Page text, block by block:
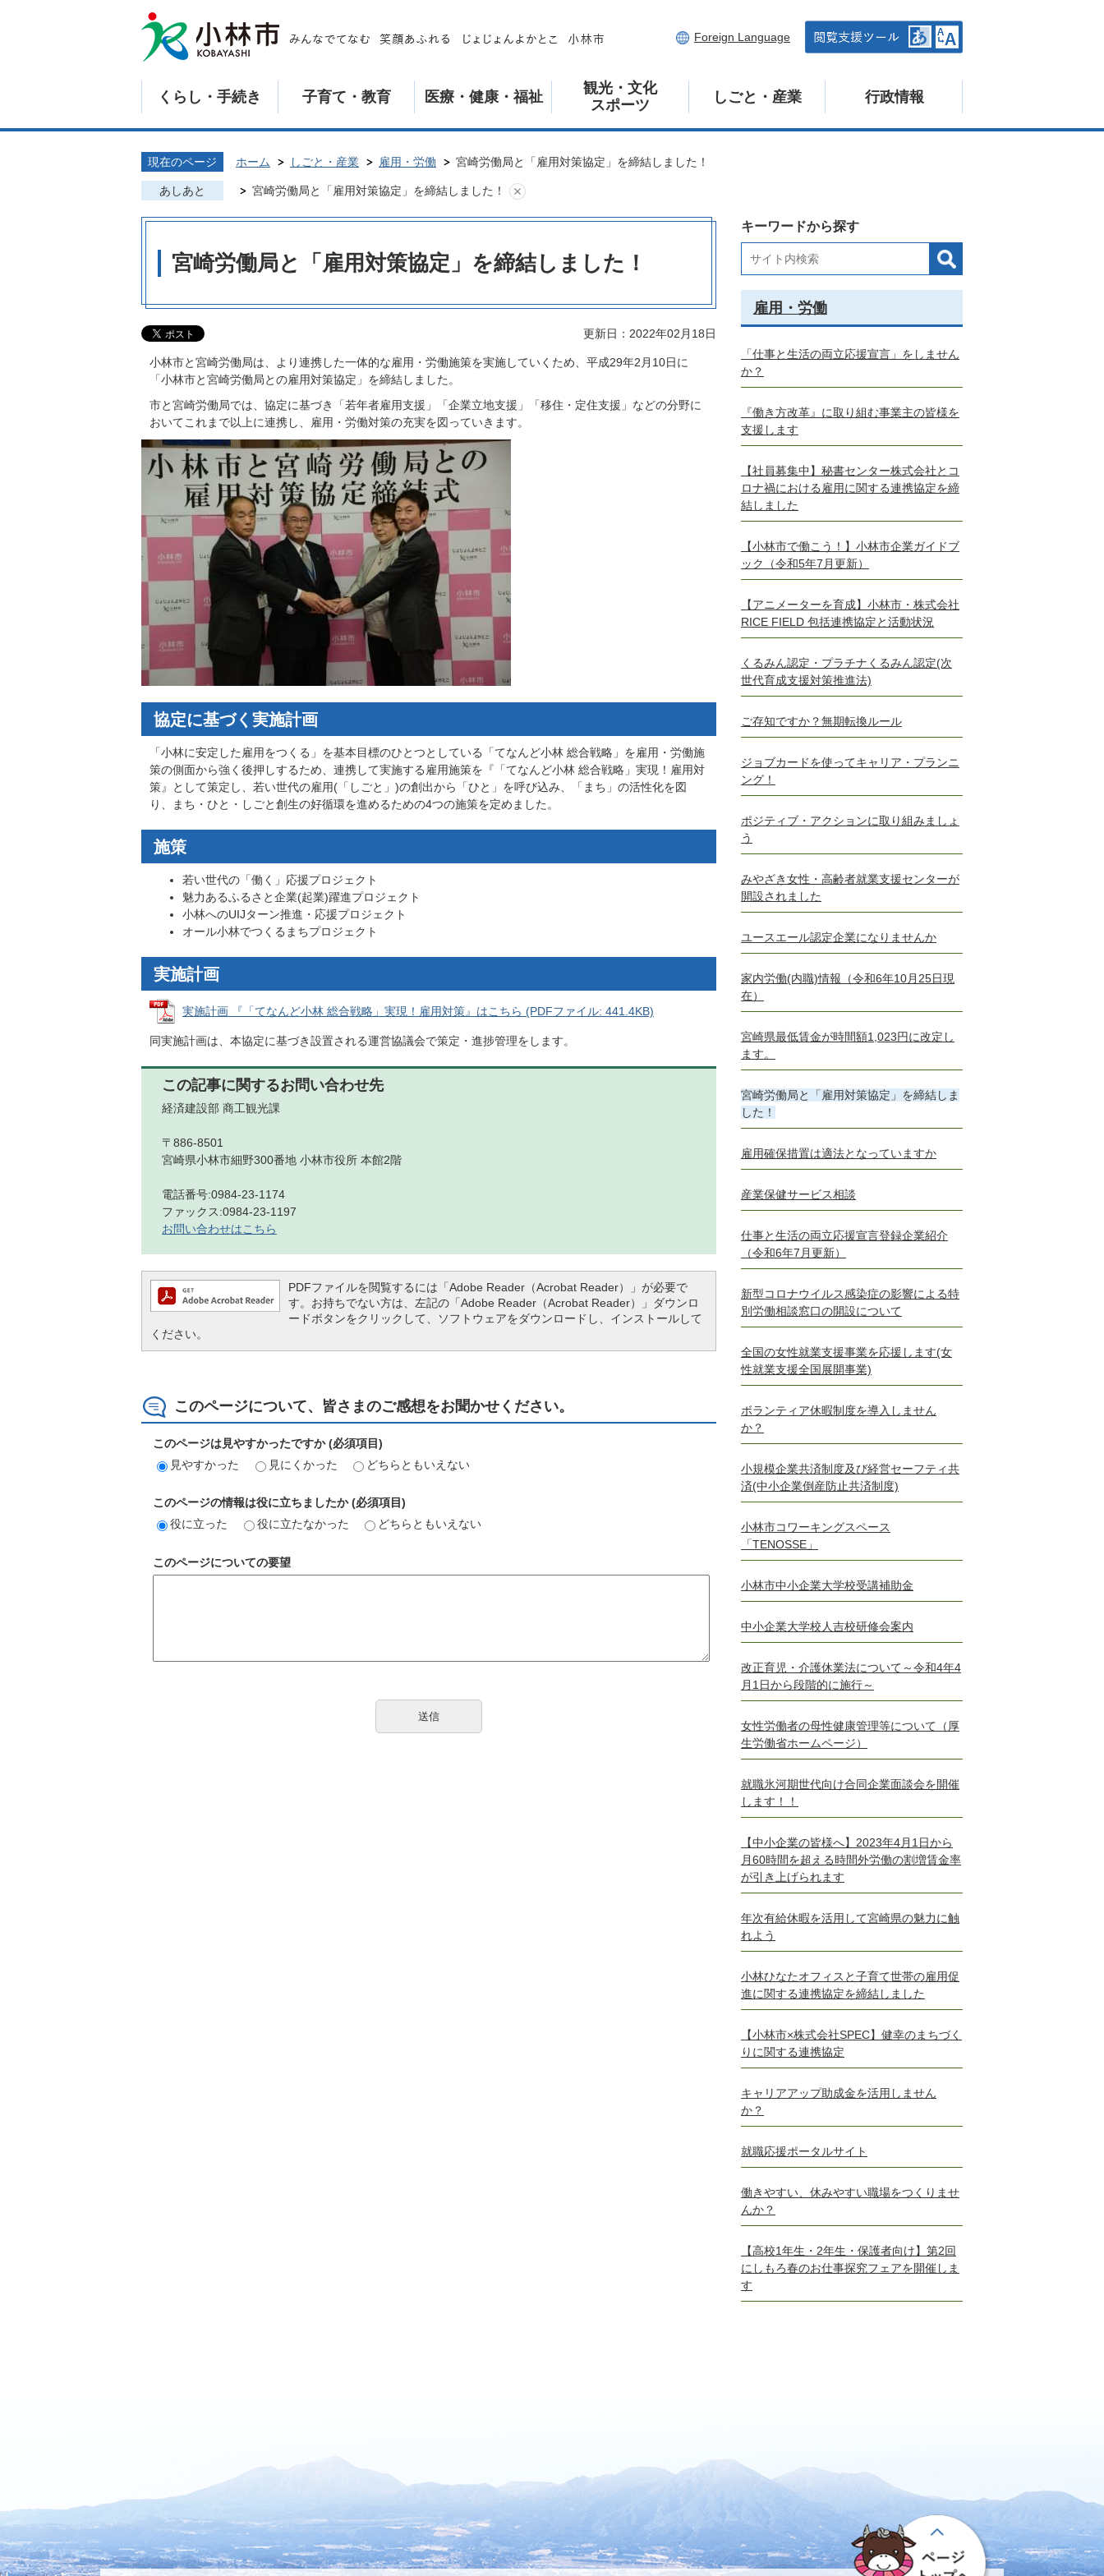
Foreign Language
くらし・手続き 子育て・教育 医療・健康・福祉
観光・文化
スポーツ
しごと・産業 行政情報
現在のページ ホーム しごと・産業 雇用・労働 宮崎労働局と「雇用対策協定」を締結しました！
あしあと 宮崎労働局と「雇用対策協定」を締結しました！
宮崎労働局と「雇用対策協定」を締結しました！
更新日：2022年02月18日
小林市と宮崎労働局は、より連携した一体的な雇用・労働施策を実施していくため、平成29年2月10日に
「小林市と宮崎労働局との雇用対策協定」を締結しました。
市と宮崎労働局では、協定に基づき「若年者雇用支援」「企業立地支援」「移住・定住支援」などの分野に
おいてこれまで以上に連携し、雇用・労働対策の充実を図っていきます。
協定に基づく実施計画
「小林に安定した雇用をつくる」を基本目標のひとつとしている「てなんど小林 総合戦略」を雇用・労働施
策の側面から強く後押しするため、連携して実施する雇用施策を『「てなんど小林 総合戦略」実現！雇用対
策』として策定し、若い世代の雇用(「しごと」)の創出から「ひと」を呼び込み、「まち」の活性化を図
り、まち・ひと・しごと創生の好循環を進めるための4つの施策を定めました。
施策
若い世代の「働く」応援プロジェクト
魅力あるふるさと企業(起業)躍進プロジェクト
小林へのUIJターン推進・応援プロジェクト
オール小林でつくるまちプロジェクト
実施計画
実施計画 『「てなんど小林 総合戦略」実現！雇用対策』はこちら (PDFファイル: 441.4KB)
同実施計画は、本協定に基づき設置される運営協議会で策定・進捗管理をします。
この記事に関するお問い合わせ先
経済建設部 商工観光課
〒886-8501
宮崎県小林市細野300番地 小林市役所 本館2階
電話番号:0984-23-1174
ファックス:0984-23-1197
お問い合わせはこちら
PDFファイルを閲覧するには「Adobe Reader（Acrobat Reader）」が必要で
す。お持ちでない方は、左記の「Adobe Reader（Acrobat Reader）」ダウンロ
ードボタンをクリックして、ソフトウェアをダウンロードし、インストールして
ください。
このページについて、皆さまのご感想をお聞かせください。
このページは見やすかったですか (必須項目)
見やすかった
見にくかった どちらともいえない
このページの情報は役に立ちましたか (必須項目)
役に立った
役に立たなかった どちらともいえない
このページについての要望
キーワードから探す
雇用・労働
「仕事と生活の両立応援宣言」をしません
か？
『働き方改革』に取り組む事業主の皆様を
支援します
【社員募集中】秘書センター株式会社とコ
ロナ禍における雇用に関する連携協定を締
結しました
【小林市で働こう！】小林市企業ガイドブ
ック（令和5年7月更新）
【アニメーターを育成】小林市・株式会社
RICE FIELD 包括連携協定と活動状況
くるみん認定・プラチナくるみん認定(次
世代育成支援対策推進法)
ご存知ですか？無期転換ルール
ジョブカードを使ってキャリア・プランニ
ング！
ポジティブ・アクションに取り組みましょ
う
みやざき女性・高齢者就業支援センターが
開設されました
ユースエール認定企業になりませんか
家内労働(内職)情報（令和6年10月25日現
在）
宮崎県最低賃金が時間額1,023円に改定し
ます。
宮崎労働局と「雇用対策協定」を締結しま
した！
雇用確保措置は適法となっていますか
産業保健サービス相談
仕事と生活の両立応援宣言登録企業紹介
（令和6年7月更新）
新型コロナウイルス感染症の影響による特
別労働相談窓口の開設について
全国の女性就業支援事業を応援します(女
性就業支援全国展開事業)
ボランティア休暇制度を導入しません
か？
小規模企業共済制度及び経営セーフティ共
済(中小企業倒産防止共済制度)
小林市コワーキングスペース
「TENOSSE」
小林市中小企業大学校受講補助金
中小企業大学校人吉校研修会案内
改正育児・介護休業法について～令和4年4
月1日から段階的に施行～
女性労働者の母性健康管理等について（厚
生労働省ホームページ）
就職氷河期世代向け合同企業面談会を開催
します！！
【中小企業の皆様へ】2023年4月1日から
月60時間を超える時間外労働の割増賃金率
が引き上げられます
年次有給休暇を活用して宮崎県の魅力に触
れよう
小林ひなたオフィスと子育て世帯の雇用促
進に関する連携協定を締結しました
【小林市×株式会社SPEC】健幸のまちづく
りに関する連携協定
キャリアアップ助成金を活用しません
か？
就職応援ポータルサイト
働きやすい、休みやすい職場をつくりませ
んか？
【高校1年生・2年生・保護者向け】第2回
にしもろ春のお仕事探究フェアを開催しま
す